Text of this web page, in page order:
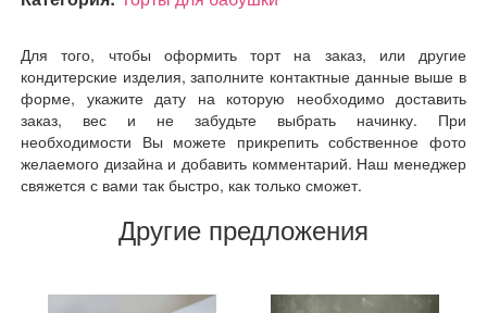
Для того, чтобы оформить торт на заказ, или другие
кондитерские изделия, заполните контактные данные выше в
форме, укажите дату на которую необходимо доставить
заказ, вес и не забудьте выбрать начинку. При
необходимости Вы можете прикрепить собственное фото
желаемого дизайна и добавить комментарий. Наш менеджер
свяжется с вами так быстро, как только сможет.
Другие предложения